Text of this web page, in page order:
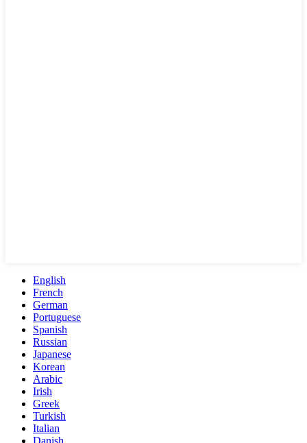
English
French
German
Portuguese
Spanish
Russian
Japanese
Korean
Arabic
Irish
Greek
Turkish
Italian
Danish